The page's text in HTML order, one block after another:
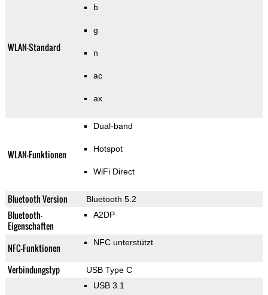
WLAN-Standard
b
g
n
ac
ax
WLAN-Funktionen
Dual-band
Hotspot
WiFi Direct
Bluetooth Version Bluetooth 5.2
Bluetooth-
Eigenschaften
A2DP
NFC-Funktionen NFC unterstützt
Verbindungstyp USB Type C
USB 3.1